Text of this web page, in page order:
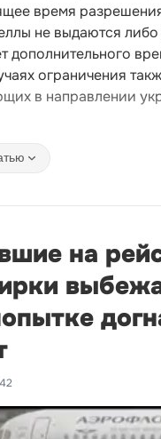
время
не выдаются
дополнительного
ограничения
в направлении
на